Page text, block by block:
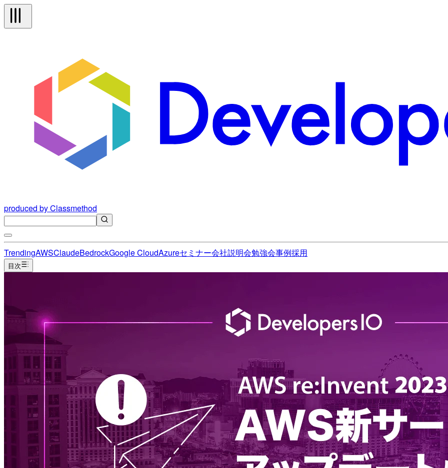
produced by Classmethod
TrendingAWSClaudeBedrockGoogle CloudAzureセミナー会社説明会勉強会事例採用
目次